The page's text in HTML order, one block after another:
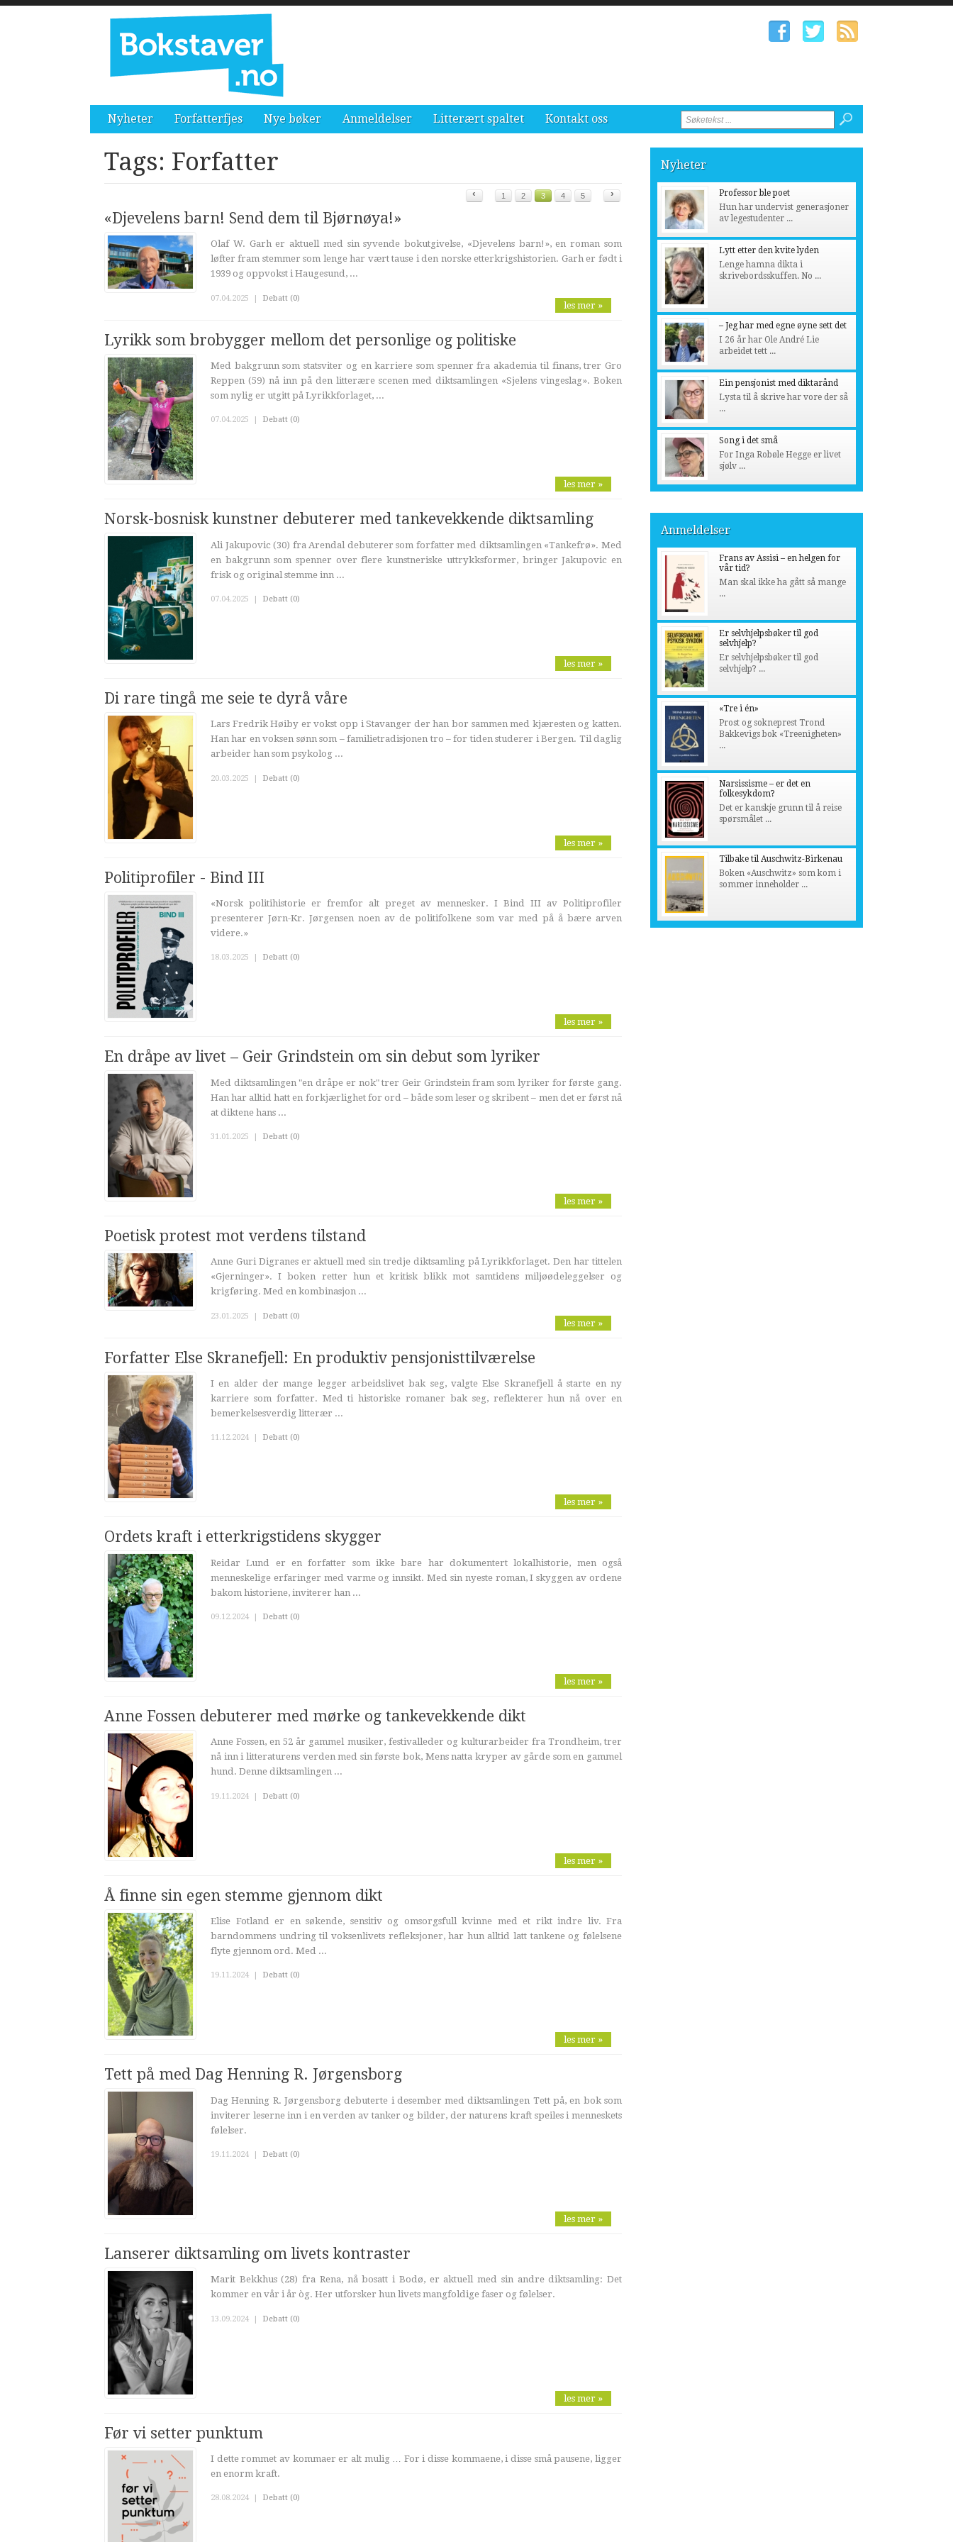
Nyheter Forfatterfjes Nye bøker Anmeldelser Litterært spaltet Kontakt oss
Tags: Forfatter
‹ 1 2 3 4 5 ›
«Djevelens barn! Send dem til Bjørnøya!»
Olaf W. Garh er aktuell med sin syvende bokutgivelse, «Djevelens barn!», en roman som
løfter fram stemmer som lenge har vært tause i den norske etterkrigshistorien. Garh er født i
1939 og oppvokst i Haugesund, ...
07.04.2025 | Debatt (0)
les mer »
Lyrikk som brobygger mellom det personlige og politiske
Med bakgrunn som statsviter og en karriere som spenner fra akademia til finans, trer Gro
Reppen (59) nå inn på den litterære scenen med diktsamlingen «Sjelens vingeslag». Boken
som nylig er utgitt på Lyrikkforlaget, ...
07.04.2025 Debatt (0)
les mer »
Norsk-bosnisk kunstner debuterer med tankevekkende diktsamling
Ali Jakupovic (30) fra Arendal debuterer som forfatter med diktsamlingen «Tankefrø». Med
en bakgrunn som spenner over flere kunstneriske uttrykksformer, bringer Jakupovic en
frisk og original stemme inn ...
07.04.2025 | Debatt (0)
les mer »
Di rare tingå me seie te dyrå våre
Lars Fredrik Høiby er vokst opp i Stavanger der han bor sammen med kjæresten og katten.
Han har en voksen sønn som – familietradisjonen tro – for tiden studerer i Bergen. Til daglig
arbeider han som psykolog ...
20.03.2025 | Debatt (0)
les mer »
Politiprofiler - Bind III
«Norsk politihistorie er fremfor alt preget av mennesker. I Bind III av Politiprofiler
presenterer Jørn-Kr. Jørgensen noen av de politifolkene som var med på å bære arven
videre.»
18.03.2025 Debatt (0)
les mer »
En dråpe av livet – Geir Grindstein om sin debut som lyriker
Med diktsamlingen "en dråpe er nok" trer Geir Grindstein fram som lyriker for første gang.
Han har alltid hatt en forkjærlighet for ord – både som leser og skribent – men det er først nå
at diktene hans ...
31.01.2025 | Debatt (0)
les mer »
Poetisk protest mot verdens tilstand
Anne Guri Digranes er aktuell med sin tredje diktsamling på Lyrikkforlaget. Den har tittelen
«Gjerninger». I boken retter hun et kritisk blikk mot samtidens miljøødeleggelser og
krigføring. Med en kombinasjon ...
23.01.2025 | Debatt (0)
les mer »
Forfatter Else Skranefjell: En produktiv pensjonisttilværelse
I en alder der mange legger arbeidslivet bak seg, valgte Else Skranefjell å starte en ny
karriere som forfatter. Med ti historiske romaner bak seg, reflekterer hun nå over en
bemerkelsesverdig litterær ...
11.12.2024 Debatt (0)
les mer »
Ordets kraft i etterkrigstidens skygger
Reidar Lund er en forfatter som ikke bare har dokumentert lokalhistorie, men også
menneskelige erfaringer med varme og innsikt. Med sin nyeste roman, I skyggen av ordene
bakom historiene, inviterer han ...
09.12.2024 | Debatt (0)
les mer »
Anne Fossen debuterer med mørke og tankevekkende dikt
Anne Fossen, en 52 år gammel musiker, festivalleder og kulturarbeider fra Trondheim, trer
nå inn i litteraturens verden med sin første bok, Mens natta kryper av gårde som en gammel
hund. Denne diktsamlingen ...
19.11.2024 | Debatt (0)
les mer »
Å finne sin egen stemme gjennom dikt
Elise Fotland er en søkende, sensitiv og omsorgsfull kvinne med et rikt indre liv. Fra
barndommens undring til voksenlivets refleksjoner, har hun alltid latt tankene og følelsene
flyte gjennom ord. Med ...
19.11.2024 Debatt (0)
les mer »
Tett på med Dag Henning R. Jørgensborg
Dag Henning R. Jørgensborg debuterte i desember med diktsamlingen Tett på, en bok som
inviterer leserne inn i en verden av tanker og bilder, der naturens kraft speiles i menneskets
følelser.
19.11.2024 | Debatt (0)
les mer »
Lanserer diktsamling om livets kontraster
Marit Bekkhus (28) fra Rena, nå bosatt i Bodø, er aktuell med sin andre diktsamling: Det
kommer en vår i år òg. Her utforsker hun livets mangfoldige faser og følelser.
13.09.2024 | Debatt (0)
les mer »
Før vi setter punktum
I dette rommet av kommaer er alt mulig … For i disse kommaene, i disse små pausene, ligger
en enorm kraft.
28.08.2024 Debatt (0)
Nyheter
Professor ble poet
Hun har undervist generasjoner
av legestudenter ...
Lytt etter den kvite lyden
Lenge hamna dikta i
skrivebordsskuffen. No ...
– Jeg har med egne øyne sett det
I 26 år har Ole André Lie
arbeidet tett ...
Ein pensjonist med diktarånd
Lysta til å skrive har vore der så
...
Song i det små
For Inga Robøle Hegge er livet
sjølv ...
Anmeldelser
Frans av Assisi – en helgen for
vår tid?
Man skal ikke ha gått så mange
...
Er selvhjelpsbøker til god
selvhjelp?
Er selvhjelpsbøker til god
selvhjelp? ...
«Tre i én»
Prost og sokneprest Trond
Bakkevigs bok «Treenigheten»
...
Narsissisme – er det en
folkesykdom?
Det er kanskje grunn til å reise
spørsmålet ...
Tilbake til Auschwitz-Birkenau
Boken «Auschwitz» som kom i
sommer inneholder ...